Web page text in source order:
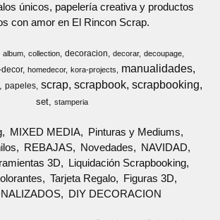
únicos, papelería creativa y productos
con amor en El Rincon Scrap.
album collection decoracion decorar
decoupage
homedecor kora-projects manualidades
papeles scrap scrapbook scrapbooking
set stamperia
MIXED MEDIA
Pinturas y Mediums
REBAJAS Novedades
NAVIDAD
3D
Liquidación Scrapbooking
Tarjeta Regalo
Figuras 3D
DIY DECORACION